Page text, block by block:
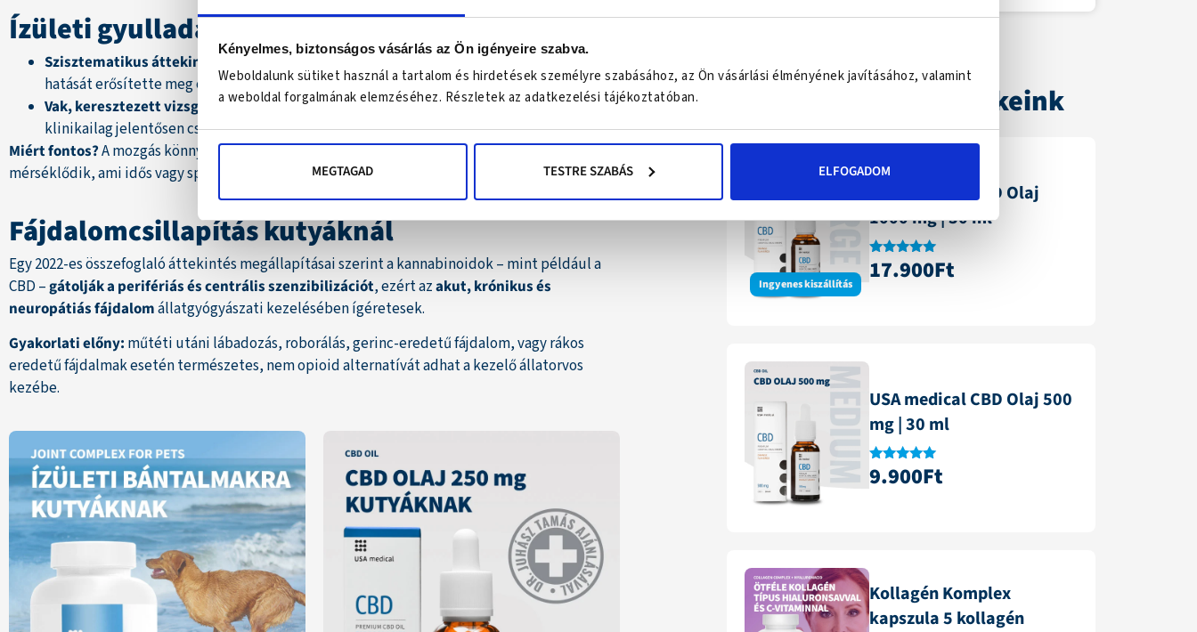
Kényelmes, biztonságos vásárlás az Ön igényeire szabva.
Weboldalunk sütiket használ a tartalom és hirdetések személyre szabásához, az Ön vásárlási élményének javításához, valamint
a weboldal forgalmának elemzéséhez. Részletek az adatkezelési tájékoztatóban.
MEGTAGAD TESTRE SZABÁS ELFOGADOM
Ízületi gyulladás kutyáknál
Szisztematikus áttekintés (2021) : a CBD
fájdalomcsillapító és mobilitást javító
hatását erősítette meg osteoarthritises kutyáknál.
Vak, keresztezett vizsgálat (2018): a CBD-t kapó kutyák aktivitása nőtt, fájdalmuk
klinikailag jelentősen csökkent.
Miért fontos?A mozgás könnyebbé válik, a sántaság és az ébredés utáni merevség
mérséklődik, ami idős vagy sportkutyáknál kimagasló életminőség-nyereség.
Fájdalomcsillapítás kutyáknál
Egy 2022-es összefoglaló áttekintés megállapításai szerint a kannabinoidok – mint például a
CBD –gátolják a perifériás és centrális szenzibilizációt, ezért azakut, krónikus és
neuropátiás fájdalomállatgyógyászati kezelésében ígéretesek.
Gyakorlati előny: műtéti utáni lábadozás, roborálás, gerinc-eredetű fájdalom, vagy rákos
eredetű fájdalmak esetén természetes, nem opioid alternatívát adhat a kezelő állatorvos
kezébe.
Legkelendőbb termékeink
Ingyenes kiszállítás
USA medical CBD Olaj
1000 mg | 30 ml
Értékelés:
4.87
17.900Ft
USA medical CBD Olaj 500
mg | 30 ml
Értékelés:
4.84
9.900Ft
Kollagén Komplex
kapszula 5 kollagén